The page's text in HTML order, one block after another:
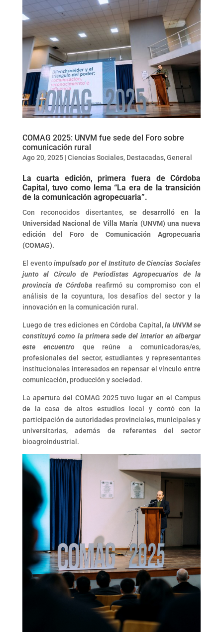
COMAG 2025: UNVM fue sede del Foro sobre
comunicación rural
Ago 20, 2025|Ciencias Sociales, Destacadas,General
La cuarta edición, primera fuera de Córdoba
Capital, tuvo como lema “La era de la transición
de la comunicación agropecuaria”.
Con reconocidos disertantes, se desarrolló en la
Universidad Nacional de Villa María (UNVM) una nueva
edición del Foro de Comunicación Agropecuaria
(COMAG).
El eventoimpulsado por el Instituto de Ciencias Sociales
junto al Círculo de Periodistas Agropecuarios de la
provincia de Córdoba reafirmó su compromiso con el
análisis de la coyuntura, los desafíos del sector y la
innovación en la comunicación rural.
Luego de tres ediciones en Córdoba Capital,la UNVM se
constituyó como la primera sede del interior en albergar
este encuentroque reúne a comunicadoras/es,
profesionales del sector, estudiantes y representantes
institucionales interesados en repensar el vínculo entre
comunicación, producción y sociedad.
La apertura del COMAG 2025 tuvo lugar en el Campus
de la casa de altos estudios local y contó con la
participación de autoridades provinciales, municipales y
universitarias, además de referentes del sector
bioagroindustrial.